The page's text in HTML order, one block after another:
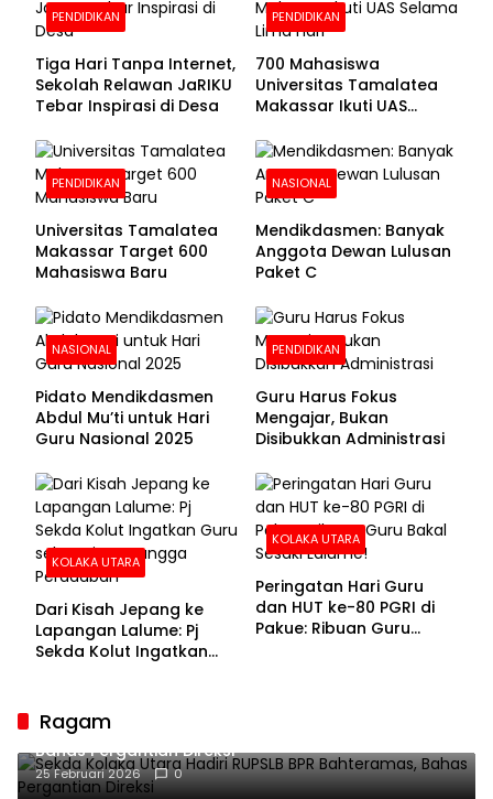
PENDIDIKAN
Tiga Hari Tanpa Internet,
Sekolah Relawan JaRIKU
Tebar Inspirasi di Desa
PENDIDIKAN
700 Mahasiswa
Universitas Tamalatea
Makassar Ikuti UAS
PENDIDIKAN
Universitas Tamalatea
Makassar Target 600
Mahasiswa Baru
NASIONAL
Mendikdasmen: Banyak
Anggota Dewan Lulusan
Paket C
NASIONAL
Pidato Mendikdasmen
Abdul Mu’ti untuk Hari
Guru Nasional 2025
PENDIDIKAN
Guru Harus Fokus
Mengajar, Bukan
Disibukkan Administrasi
KOLAKA UTARA
Dari Kisah Jepang ke
Lapangan Lalume: Pj
Sekda Kolut Ingatkan
KOLAKA UTARA
Peringatan Hari Guru
dan HUT ke-80 PGRI di
Pakue: Ribuan Guru
Ragam
Sekda Kolaka Utara Hadiri RUPSLB BPR Bahteramas,
Bahas Pergantian Direksi
25 Februari 2026 0